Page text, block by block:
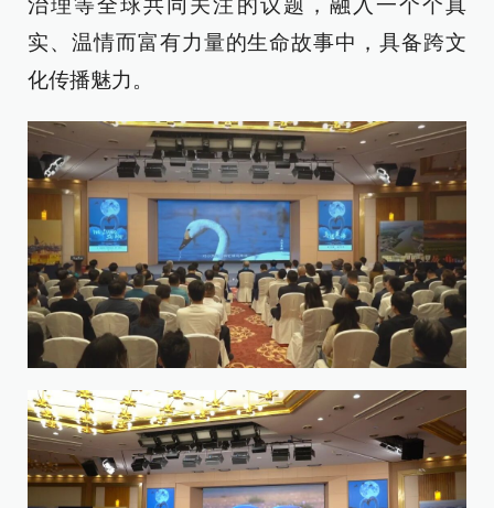
治理等全球共同关注的议题，融入一个个真
实、温情而富有力量的生命故事中，具备跨文
化传播魅力。